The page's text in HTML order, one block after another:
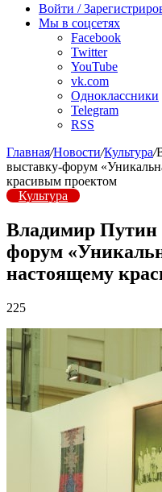
радио
Войти /
Мы в соцсетях
Facebook
Twitter
YouTube
vk.com
Одноклассники
Telegram
RSS
Главная/Новости/Культура/
выставку-форум
красивым проектом
Культура
Владимир Путин
форум
настоящему
225